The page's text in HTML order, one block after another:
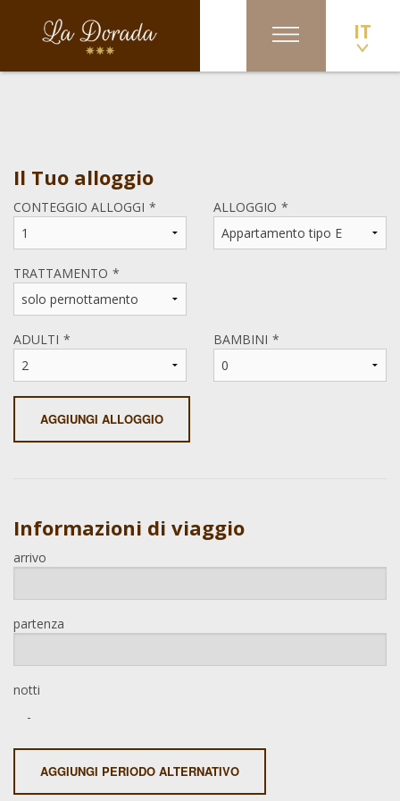
IT
Il Tuo alloggio
CONTEGGIO ALLOGGI ALLOGGIO
TRATTAMENTO
ADULTI BAMBINI
AGGIUNGI ALLOGGIO
Informazioni di viaggio
arrivo
partenza
notti
-
AGGIUNGI PERIODO ALTERNATIVO